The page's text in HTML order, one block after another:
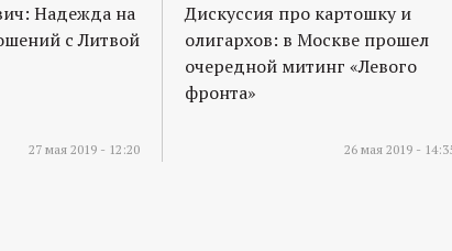
Надежда на
с Литвой
27 мая 2019 - 12:20
Дискуссия про картошку и
олигархов: в Москве прошел
очередной митинг «Левого
фронта»
26 мая 2019 -